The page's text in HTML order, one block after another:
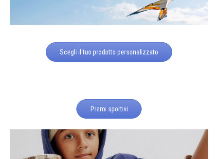
Scegli il tuo prodotto personalizzato
Premi sportivi